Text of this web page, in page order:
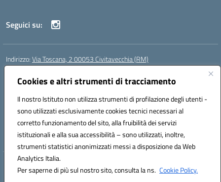
Cookies e altri strumenti di tracciamento
Il nostro Istituto non utilizza strumenti di profilazione degli utenti -
sono utilizzati esclusivamente cookies tecnici necessari al
corretto funzionamento del sito, alla fruibilità dei servizi
istituzionali e alla sua accessibilità – sono utilizzati, inoltre,
strumenti statistici anonimizzati messi a disposizione da Web
Analytics Italia.
Per saperne di più sul nostro sito, consulta la ns. Cookie Policy.
Seguici su:
Indirizzo:Via Toscana, 2 00053 Civitavecchia (RM)
Centralino:
Posta elettronica certificata (PEC):rmic8b900g@pec.istruzione.it
Codice fiscale: 91038380589
Codice meccanografico:RMIC8B900G
Codice Indice delle Pubbliche Amministrazioni (IPA): istsc_rmic8b900g
Codice unico di fatturazione (CUF): UFP4NO
Hosting & Powered by 3D Solution S.r.l.
Concept & Design by Designers Italia